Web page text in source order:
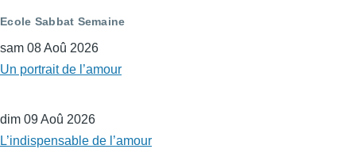
Ecole Sabbat Semaine
sam 08 Aoû 2026
Un portrait de l’amour
dim 09 Aoû 2026
L’indispensable de l’amour